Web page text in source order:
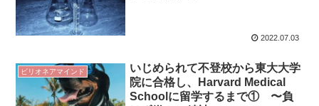
2022.07.03
ビリオネアマインド
いじめられて不登校から東大大学
院に合格し、Harvard Medical
Schoolに留学するまで① 〜負